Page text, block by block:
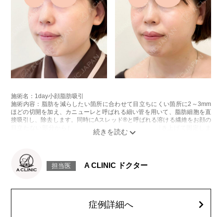
施術名：1day小顔脂肪吸引
施術内容：脂肪を減らしたい箇所に合わせて目立ちにくい箇所に2～3mm
ほどの切開を加え、カニューレと呼ばれる細い管を用いて、脂肪細胞を直
接吸引し、除去します。同時にAスレッド®と呼ばれる溶ける繊維をお顔の
目立たない部分から皮下へ挿入し、皮膚を内側から引き上げて固定しま
感などが術後一時的に生じることがございます。また、稀に貧血、細菌感
染症、左右差、施術箇所の知覚鈍麻、ぼこつき、硬結、瘢痕化、色素沈
顔の脂肪吸引箇所の追加 1ヶ所ごと+162,800円(税込)
オプション：笑気麻酔 3,300円(税込)
担当医 A CLINIC ドクター
症例詳細へ